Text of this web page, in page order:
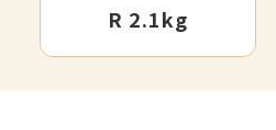
R 2.1kg